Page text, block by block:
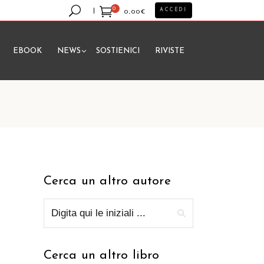
0
0,00€
prodotto nel carrello.
ACCEDI
EBOOK NEWS SOSTIENICI RIVISTE
Cerca un altro autore
Cerca un altro libro